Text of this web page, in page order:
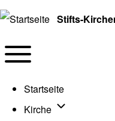
Stifts-
Navigation
Startseite
Kirche